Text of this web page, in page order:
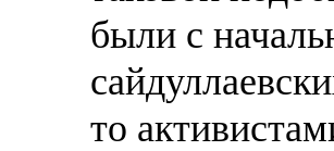
были с
то